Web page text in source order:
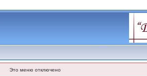
Это меню отключено